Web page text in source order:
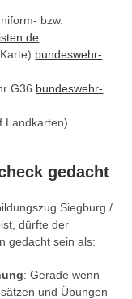
bzw.
bundeswehr-
G36 bundeswehr-
Landkarten)
gedacht
Siegburg /
dürfte der
gedacht sein als:
: Gerade wenn –
und Übungen